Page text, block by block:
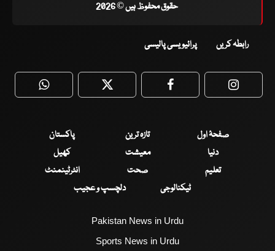
حقوق محفوظ ہیں © 2026
رابطہ کریں پرائیویسی پالیسی
WhatsApp Twitter Facebook
صفحۂ اول تازہ ترین
پاکستان
دنیا
معیشت
کھیل
تعلیم
صحت
انٹرٹینمنٹ
ٹیکنالوجی
دلچسپ و عجیب
Pakistan News in Urdu
Sports News in Urdu